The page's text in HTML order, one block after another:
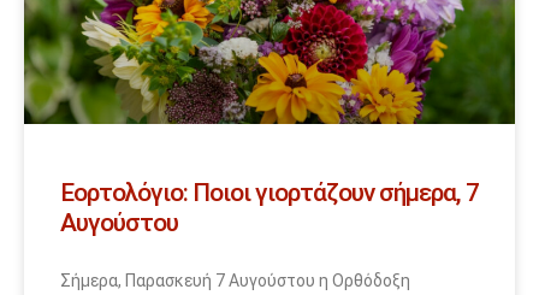
Εορτολόγιο: Ποιοι γιορτάζουν σήμερα, 7
Αυγούστου
Σήμερα, Παρασκευή 7 Αυγούστου η Ορθόδοξη